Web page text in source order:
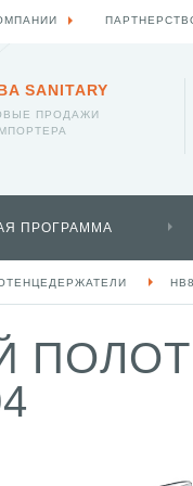
SANITARY
ПРОДАЖИ
ПРОГРАММА